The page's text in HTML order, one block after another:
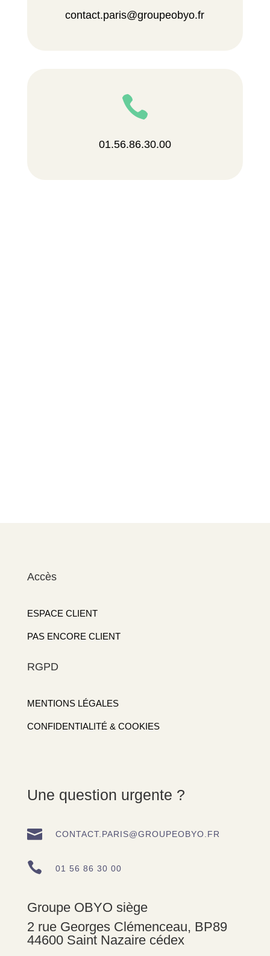
contact.paris@groupeobyo.fr

01.56.86.30.00
Accès
ESPACE CLIENT
PAS ENCORE CLIENT
RGPD
MENTIONS LÉGALES
CONFIDENTIALITÉ & COOKIES
Une question urgente ?
 CONTACT.PARIS@GROUPEOBYO.FR
 01 56 86 30 00
Groupe OBYO siège
2 rue Georges Clémenceau, BP89
44600 Saint Nazaire cédex